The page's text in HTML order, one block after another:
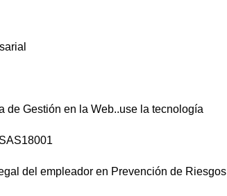
de Gestión en la Web..use la tecnología
del empleador en Prevención de Riesgos